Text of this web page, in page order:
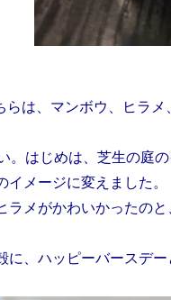
らは、マンボウ、ヒラ
。はじめは、芝生の庭
イメージに変えました。
ラメがかわいかったの
に、ハッピーバースデ